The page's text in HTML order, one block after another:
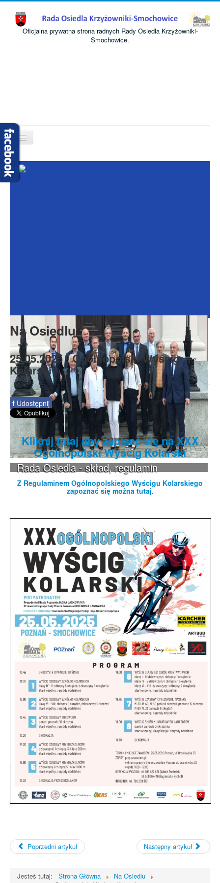
Oficjalna prywatna strona radnych Rady Osiedla Krzyżowniki-
Smochowice.
Przełącz
nawigację
Start
O nas
Rada Seniorów
Rada Osiedla - skład, regulamin
Zapraszamy do skorzystania z Punktu
Nieodpłatnej Pomocy Prawnej.
Na Osiedlu
25.05.2025 - Ogólnopolski Wyścig
Kolarski
f Udostępnij
Kliknij tutaj aby zapisać się na XXX
Ogólnopolski Wyścig Kolarski
Z Regulaminem Ogólnopolskiego Wyścigu Kolarskiego
zapoznać się można tutaj.
Poprzedni artykuł Następny artykuł
Jesteś tutaj: Strona Główna
Na Osiedlu